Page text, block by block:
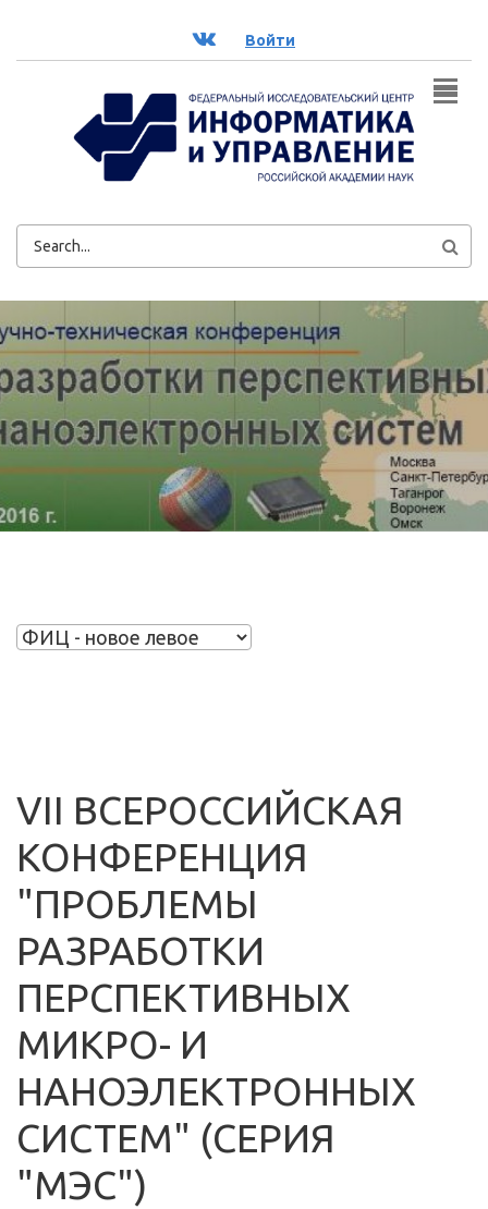
ВК Войти
ФОРМА
ПОИСКА
VII ВСЕРОССИЙСКАЯ
КОНФЕРЕНЦИЯ
"ПРОБЛЕМЫ
РАЗРАБОТКИ
ПЕРСПЕКТИВНЫХ
МИКРО- И
НАНОЭЛЕКТРОННЫХ
СИСТЕМ" (СЕРИЯ
"МЭС")